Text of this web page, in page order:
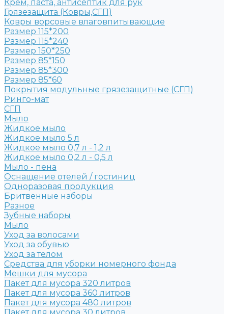
Крем, паста, антисептик для рук
Грязезащита (Ковры,СГП)
Ковры ворсовые влаговпитывающие
Размер 115*200
Размер 115*240
Размер 150*250
Размер 85*150
Размер 85*300
Размер 85*60
Покрытия модульные грязезащитные (СГП)
Ринго-мат
СГП
Мыло
Жидкое мыло
Жидкое мыло 5 л
Жидкое мыло 0,7 л - 1,2 л
Жидкое мыло 0,2 л - 0,5 л
Мыло - пена
Оснащение отелей / гостиниц
Одноразовая продукция
Бритвенные наборы
Разное
Зубные наборы
Мыло
Уход за волосами
Уход за обувью
Уход за телом
Средства для уборки номерного фонда
Мешки для мусора
Пакет для мусора 320 литров
Пакет для мусора 360 литров
Пакет для мусора 480 литров